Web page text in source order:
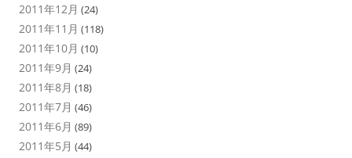
2011年12月 (24)
2011年11月 (118)
2011年10月 (10)
2011年9月 (24)
2011年8月 (18)
2011年7月 (46)
2011年6月 (89)
2011年5月 (44)